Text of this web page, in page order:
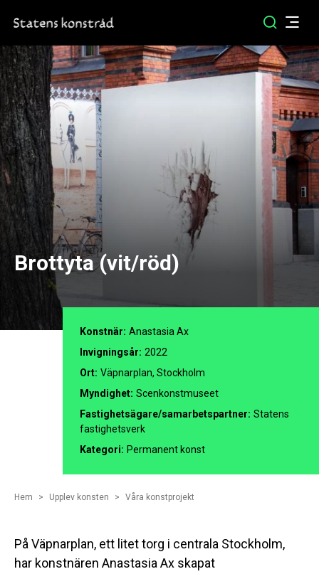
Brottyta (vit/röd)
Konstnär: Anastasia Ax
Invigningsår: 2022
Ort: Väpnarplan, Stockholm
Myndighet: Scenkonstmuseet
Fastighetsägare/samarbetspartner: Statens
fastighetsverk
Kategori: Permanent konst
Hem Upplev konsten Våra konstprojekt
På Väpnarplan, ett litet torg i centrala Stockholm,
har konstnären Anastasia Ax skapat